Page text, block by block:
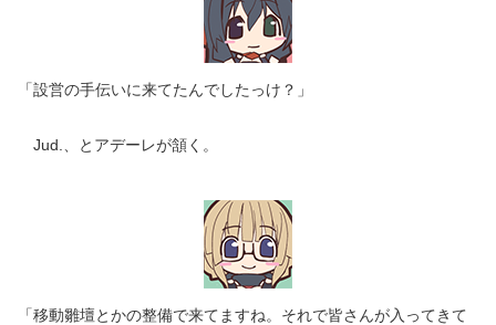
「設営の手伝いに来てたんでしたっけ？」
Jud.、とアデーレが頷く。
「移動雛壇とかの整備で来てますね。それで皆さんが入ってきて